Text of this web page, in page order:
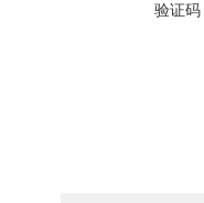
验证码